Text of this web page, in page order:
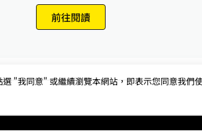
前往閱讀
"我同意" 或繼續瀏覽本網站，即表示您同意我們